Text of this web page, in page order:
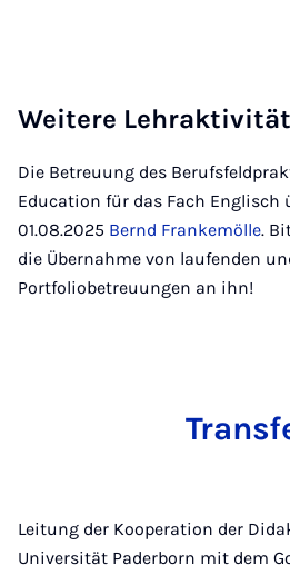
Weitere
Die Betreuung des
Education für das Fach Englisch
01.08.2025 Bernd Frankemölle.
die Übernahme von laufenden
Portfoliobetreuungen an ihn!
Leitung der Kooperation der
Universität Paderborn mit dem